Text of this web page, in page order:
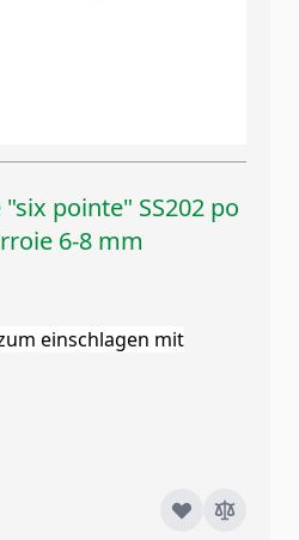
pointe" SS202 po
6-8 mm
einschlagen mit